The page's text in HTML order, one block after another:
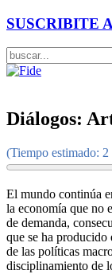
SUSCRIBITE
Diálogos:
(Tiempo estimado:
El mundo continúa
la economía que no
de demanda,
que se ha producido
de las políticas
disciplinamiento de